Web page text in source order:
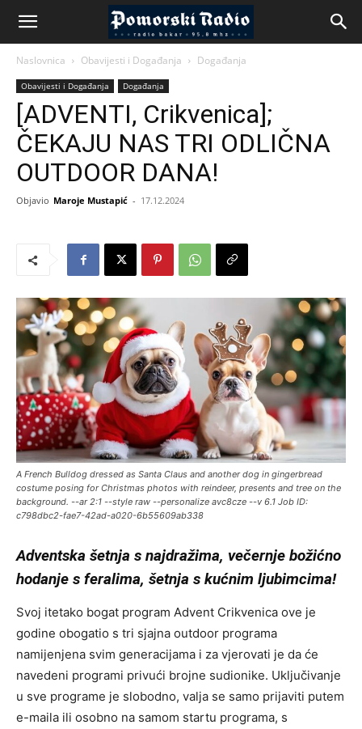
Naslovnica Obavijesti i Događanja Događanja
Obavijesti i Događanja Događanja
[ADVENTI, Crikvenica];
ČEKAJU NAS TRI ODLIČNA
OUTDOOR DANA!
Objavio Maroje Mustapić - 17.12.2024
A French Bulldog dressed as Santa Claus and another dog in gingerbread
costume posing for Christmas photos with reindeer, presents and tree on the
background. --ar 2:1 --style raw --personalize avc8cze --v 6.1 Job ID:
c798dbc2-fae7-42ad-a020-6b55609ab338
Adventska šetnja s najdražima, večernje božićno
hodanje s feralima, šetnja s kućnim ljubimcima!
Svoj itetako bogat program Advent Crikvenica ove je
godine obogatio s tri sjajna outdoor programa
namijenjena svim generacijama i za vjerovati je da će
navedeni programi privući brojne sudionike. Uključivanje
u sve programe je slobodno, valja se samo prijaviti putem
e-maila ili osobno na samom startu programa, s